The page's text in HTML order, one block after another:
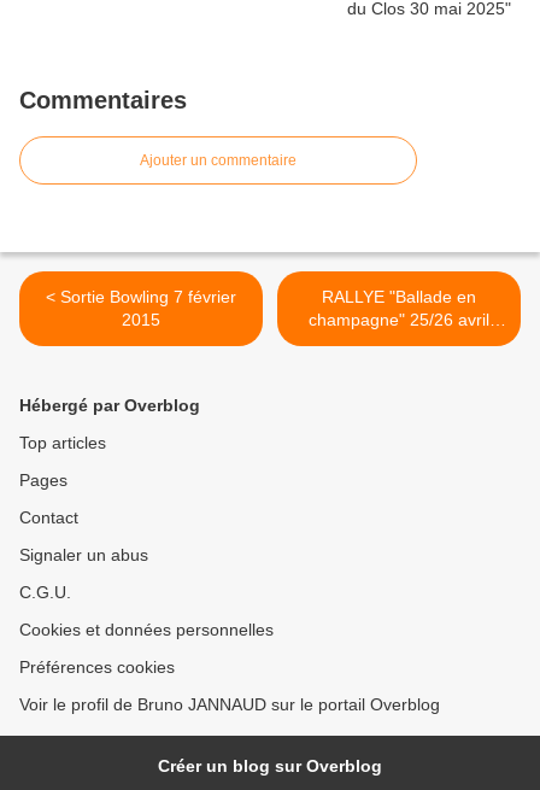
Commentaires
Ajouter un commentaire
< Sortie Bowling 7 février
2015
RALLYE "Ballade en
champagne" 25/26 avril
2015 >
Hébergé par Overblog
Top articles
Pages
Contact
Signaler un abus
C.G.U.
Cookies et données personnelles
Préférences cookies
Voir le profil de Bruno JANNAUD sur le portail Overblog
Créer un blog sur Overblog